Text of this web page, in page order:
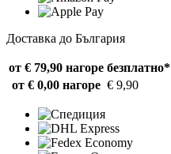
Доставка до България
от € 79,90 нагоре безплатно*
от € 0,00 нагоре € 9,90